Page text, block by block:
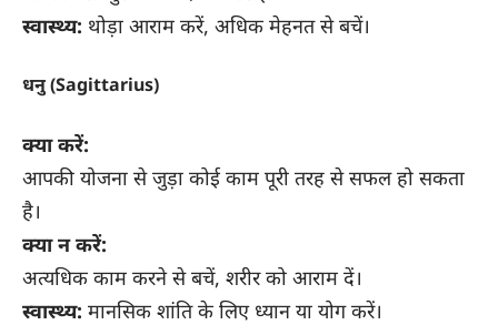
स्वास्थ्य: थोड़ा आराम करें, अधिक मेहनत से बचें।
धनु (Sagittarius)
क्या करें:
आपकी योजना से जुड़ा कोई काम पूरी तरह से सफल हो सकता
है।
क्या न करें:
अत्यधिक काम करने से बचें, शरीर को आराम दें।
स्वास्थ्य: मानसिक शांति के लिए ध्यान या योग करें।